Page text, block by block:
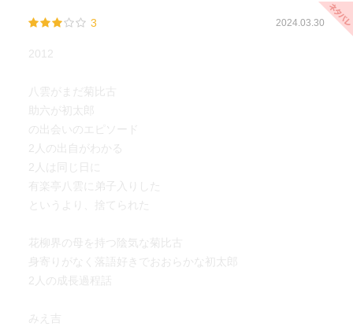
3 2024.03.30
2012
八雲がまだ菊比古
助六が初太郎
の出会いのエピソード
2人の出自がわかる
2人は同じ日に
有楽亭八雲に弟子入りした
というより、捨てられた
花柳界の母を持つ陰気な菊比古
身寄りがなく落語好きでおおらかな初太郎
2人の成長過程話
みえ吉